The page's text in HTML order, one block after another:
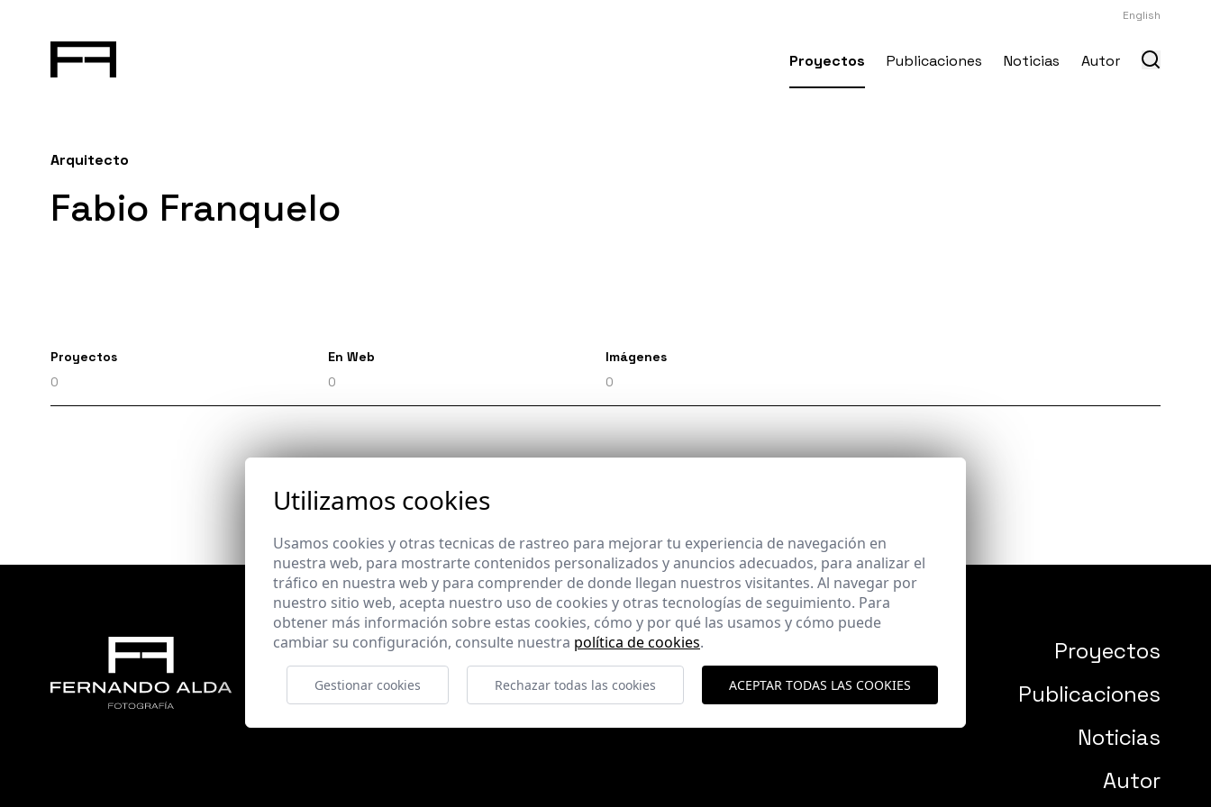
English
Proyectos Publicaciones Noticias Autor
Arquitecto
Fabio Franquelo
Proyectos
0
En Web
0
Imágenes
0
Proyectos
Publicaciones
Noticias
Autor
Utilizamos cookies
Usamos cookies y otras tecnicas de rastreo para mejorar tu experiencia de navegación en
nuestra web, para mostrarte contenidos personalizados y anuncios adecuados, para analizar el
tráfico en nuestra web y para comprender de donde llegan nuestros visitantes. Al navegar por
nuestro sitio web, acepta nuestro uso de cookies y otras tecnologías de seguimiento. Para
obtener más información sobre estas cookies, cómo y por qué las usamos y cómo puede
cambiar su configuración, consulte nuestra política de cookies.
Gestionar cookies Rechazar todas las cookies ACEPTAR TODAS LAS COOKIES